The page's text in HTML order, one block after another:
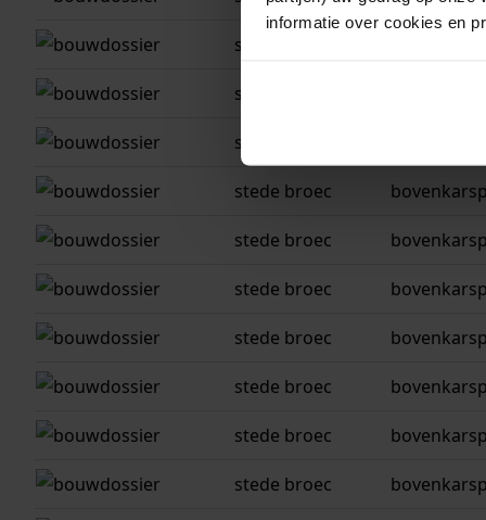
informatie over cookies en
stede broec
stede broec
stede broec
stede broec
stede broec
stede broec
stede broec
stede broec
stede broec
stede broec